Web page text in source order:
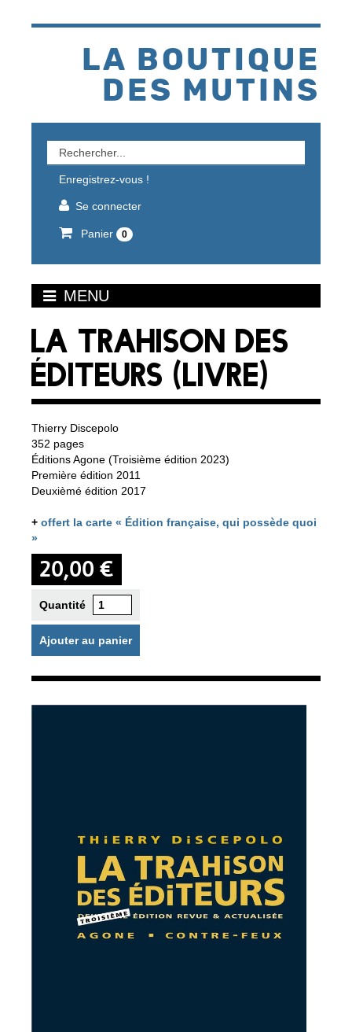
LA BOUTIQUE
DES MUTINS
Rechercher
un
produit
Enregistrez-vous !
Se connecter
Panier 0
MENU
LA TRAHISON DES
ÉDITEURS (LIVRE)
Thierry Discepolo
352 pages
Éditions Agone (Troisième édition 2023)
Première édition 2011
Deuxièmé édition 2017
+ offert la carte « Édition française, qui possède quoi
»
20,00 €
Quantité
Ajouter au panier